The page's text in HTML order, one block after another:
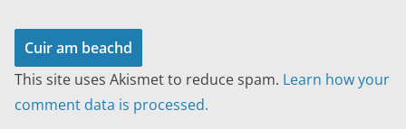
This site uses Akismet to reduce spam. Learn how your
comment data is processed.